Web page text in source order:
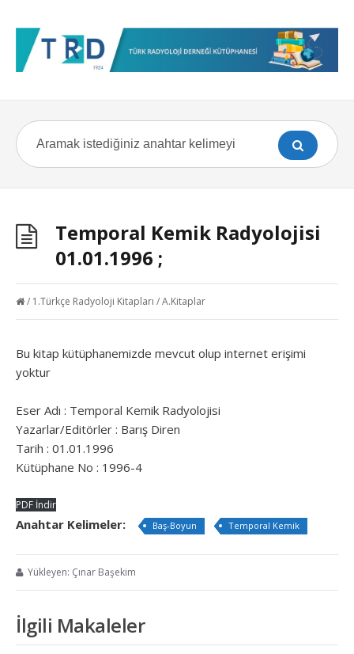
Temporal Kemik Radyolojisi
01.01.1996 ;
/ 1.Türkçe Radyoloji Kitapları /A.Kitaplar
Bu kitap kütüphanemizde mevcut olup internet erişimi
yoktur
Eser Adı : Temporal Kemik Radyolojisi
Yazarlar/Editörler : Barış Diren
Tarih : 01.01.1996
Kütüphane No : 1996-4
PDF İndir
Anahtar Kelimeler: Baş-Boyun Temporal Kemik
Yükleyen: Çınar Başekim
İlgili Makaleler